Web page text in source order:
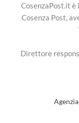
CosenzaPost.it
Cosenza Post,
Direttore